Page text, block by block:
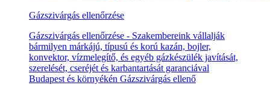
Gázszivárgás ellenőrzése
Gázszivárgás ellenőrzése - Szakembereink vállalják
bármilyen márkájú, típusú és korú kazán, bojler,
konvektor, vízmelegítő, és egyéb gázkészülék javítását,
szerelését, cseréjét és karbantartását garanciával
Budapest és környékén Gázszivárgás ellenő